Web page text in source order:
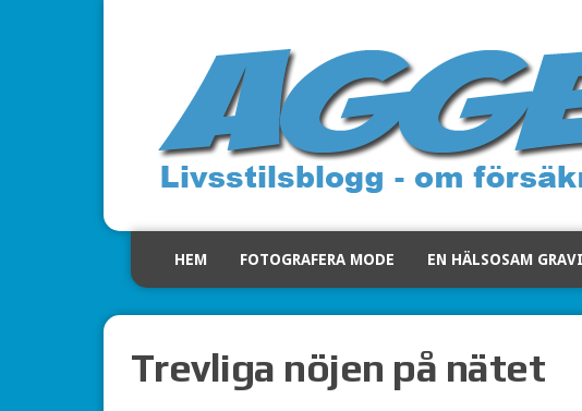
HEM FOTOGRAFERA MODE EN HÄLSOSAM
Trevliga nöjen på nätet